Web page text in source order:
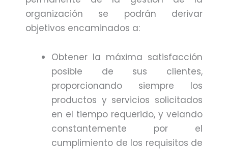
organización se podrán derivar
objetivos encaminados a:
Obtener la máxima satisfacción
posible de sus clientes,
proporcionando siempre los
productos y servicios solicitados
en el tiempo requerido, y velando
constantemente por el
cumplimiento de los requisitos de